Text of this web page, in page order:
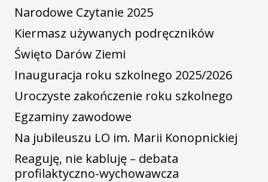
Narodowe Czytanie 2025
Kiermasz używanych podręczników
Święto Darów Ziemi
Inauguracja roku szkolnego 2025/2026
Uroczyste zakończenie roku szkolnego
Egzaminy zawodowe
Na jubileuszu LO im. Marii Konopnickiej
Reaguję, nie kabluję – debata
profilaktyczno-wychowawcza